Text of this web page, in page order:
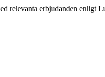
relevanta erbjudanden enligt